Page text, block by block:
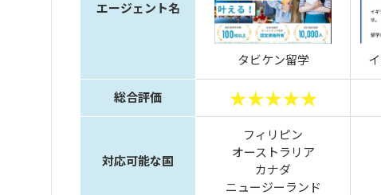
エージェント名
タビケン留学
総合評価
対応可能な国
フィリピン
オーストラリア
カナダ
ニュージーランド